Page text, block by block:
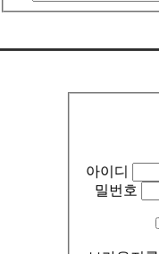
아이디
밀번호